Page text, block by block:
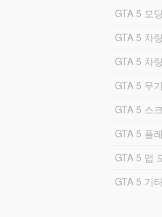
GTA 5 모
GTA 5 차
GTA 5 차
GTA 5 무
GTA 5 스
GTA 5 플
GTA 5 맵
GTA 5 기